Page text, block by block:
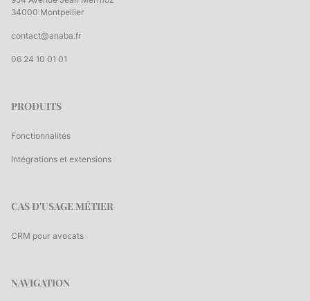
34000 Montpellier
contact@anaba.fr
06 24 10 01 01
PRODUITS
Fonctionnalités
Intégrations et extensions
CAS D'USAGE MÉTIER
CRM pour avocats
NAVIGATION